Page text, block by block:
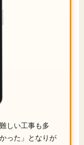
しい工事も多
った」となりが